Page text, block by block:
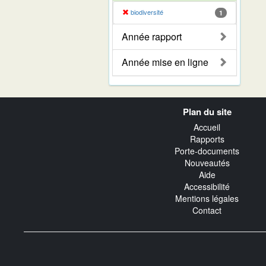
biodiversité 1
Année rapport
Année mise en ligne
Plan du site
Accueil
Rapports
Porte-documents
Nouveautés
Aide
Accessibilité
Mentions légales
Contact